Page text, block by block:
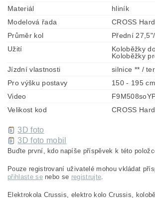
Materiál
hliník
Modelová řada
CROSS Hard
Průměr kol
Přední
Užití
Koloběžky
Koloběžky
Jízdní vlastnosti
silnice ** /
Pro výšku postavy
150 - 195 cm
Video
Velikost kod
CROSS
3D foto
3D foto mobil
Buďte první, kdo napíše příspěvek k této
Pouze registrovaní uživatelé mohou vkládat
přihlaste senebo se registrujte.
Elektrokola Crussis, elektro kolo Crussis,